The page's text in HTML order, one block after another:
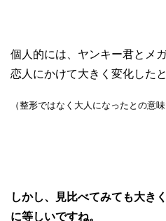
個人的には、ヤンキー君とメ
恋人にかけて大きく変化した
（整形ではなく大人になったとの意味
しかし、見比べてみても大き
に等しいですね。